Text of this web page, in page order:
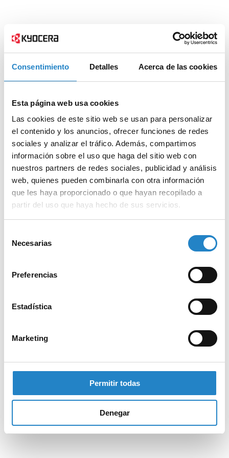
Consentimiento Detalles Acerca de las cookies
Esta página web usa cookies
Las cookies de este sitio web se usan para personalizar
el contenido y los anuncios, ofrecer funciones de redes
sociales y analizar el tráfico. Además, compartimos
información sobre el uso que haga del sitio web con
nuestros partners de redes sociales, publicidad y análisis
web, quienes pueden combinarla con otra información
que les haya proporcionado o que hayan recopilado a
partir del uso que haya hecho de sus servicios.
Necesarias
Preferencias
Estadística
Marketing
Permitir todas
Denegar